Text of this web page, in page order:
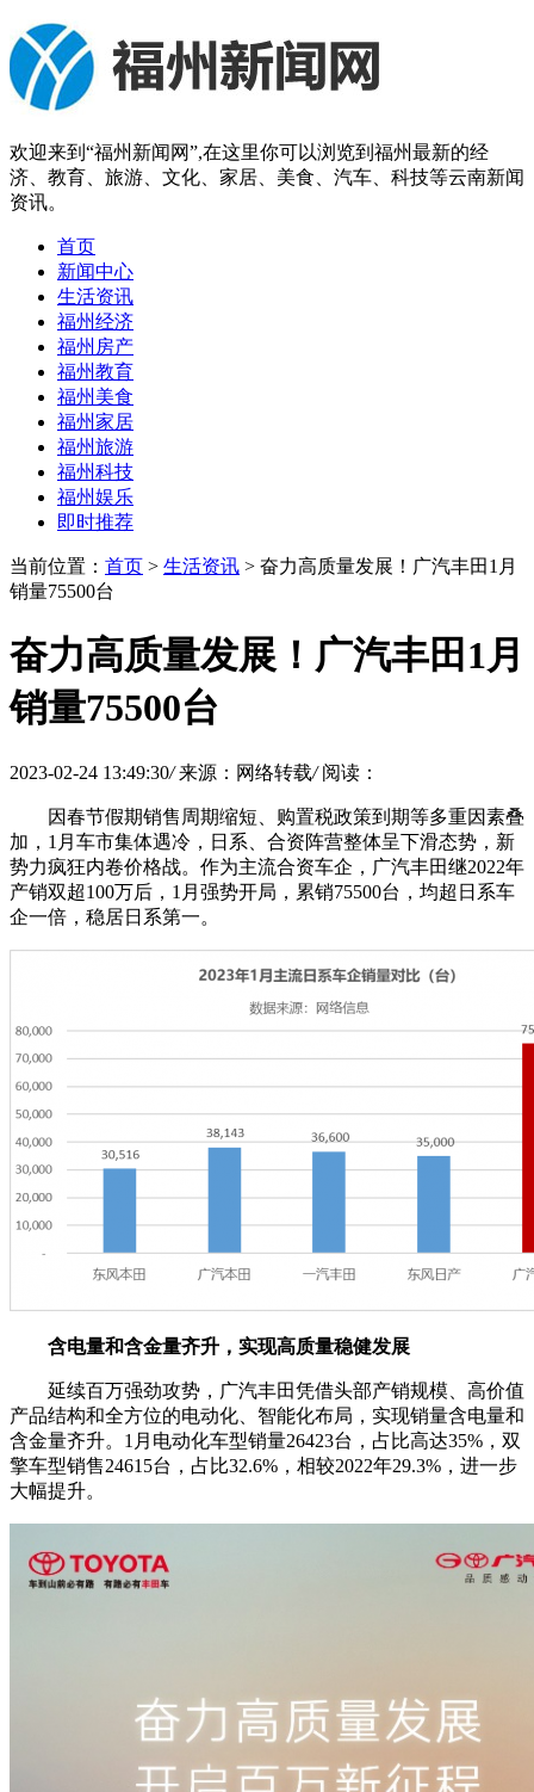
欢迎来到“福州新闻网”,在这里你可以浏览到福州最新的经
济、教育、旅游、文化、家居、美食、汽车、科技等云南新闻
资讯。
首页
新闻中心
生活资讯
福州经济
福州房产
福州教育
福州美食
福州家居
福州旅游
福州科技
福州娱乐
即时推荐
当前位置： 首页 > 生活资讯 > 奋力高质量发展！广汽丰田1月
销量75500台
奋力高质量发展！广汽丰田1月
销量75500台
2023-02-24 13:49:30/ 来源：网络转载/ 阅读：
因春节假期销售周期缩短、购置税政策到期等多重因素叠
加，1月车市集体遇冷，日系、合资阵营整体呈下滑态势，新
势力疯狂内卷价格战。作为主流合资车企，广汽丰田继2022年
产销双超100万后，1月强势开局，累销75500台，均超日系车
企一倍，稳居日系第一。
含电量和含金量齐升 ，实现高质量稳健发展
延续百万强劲攻势，广汽丰田凭借头部产销规模、高价值
产品结构和全方位的电动化、智能化布局，实现销量含电量和
含金量齐升。1月电动化车型销量26423台，占比高达35%，双
擎车型销售24615台，占比32.6%，相较2022年29.3%，进一步
大幅提升。